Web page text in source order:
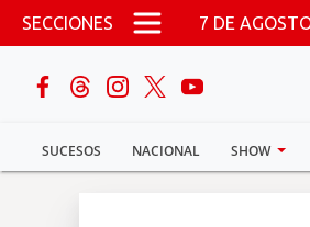
Pasar al contenido principal
SECCIONES 7 DE
SUCESOS NACIONAL SHOW
buscar
Sucesos